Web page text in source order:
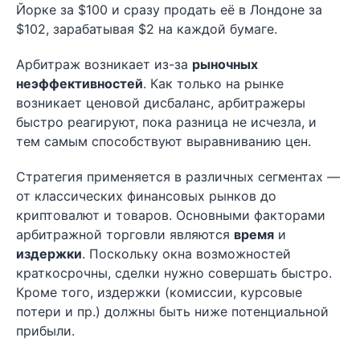
Йорке за $100 и сразу продать её в Лондоне за
$102, зарабатывая $2 на каждой бумаге.
Арбитраж возникает из-за рыночных
неэффективностей. Как только на рынке
возникает ценовой дисбаланс, арбитражеры
быстро реагируют, пока разница не исчезла, и
тем самым способствуют выравниванию цен.
Стратегия применяется в различных сегментах —
от классических финансовых рынков до
криптовалют и товаров. Основными факторами
арбитражной торговли являются время и
издержки. Поскольку окна возможностей
краткосрочны, сделки нужно совершать быстро.
Кроме того, издержки (комиссии, курсовые
потери и пр.) должны быть ниже потенциальной
прибыли.